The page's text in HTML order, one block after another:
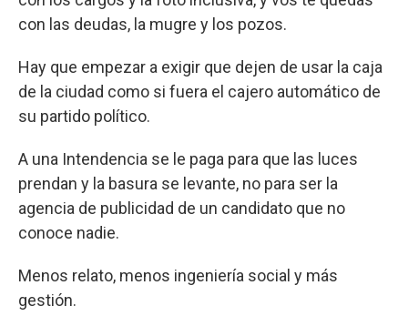
con las deudas, la mugre y los pozos.
Hay que empezar a exigir que dejen de usar la caja
de la ciudad como si fuera el cajero automático de
su partido político.
A una Intendencia se le paga para que las luces
prendan y la basura se levante, no para ser la
agencia de publicidad de un candidato que no
conoce nadie.
Menos relato, menos ingeniería social y más
gestión.